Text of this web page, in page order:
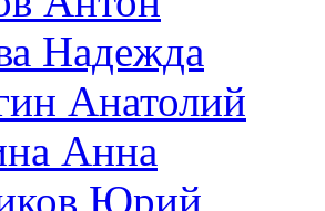
Надежда
Анатолий
Анна
Юрий